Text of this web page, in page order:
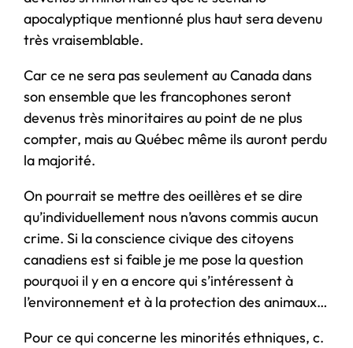
apocalyptique mentionné plus haut sera devenu
très vraisemblable.
Car ce ne sera pas seulement au Canada dans
son ensemble que les francophones seront
devenus très minoritaires au point de ne plus
compter, mais au Québec même ils auront perdu
la majorité.
On pourrait se mettre des oeillères et se dire
qu’individuellement nous n’avons commis aucun
crime. Si la conscience civique des citoyens
canadiens est si faible je me pose la question
pourquoi il y en a encore qui s’intéressent à
l’environnement et à la protection des animaux…
Pour ce qui concerne les minorités ethniques, c.